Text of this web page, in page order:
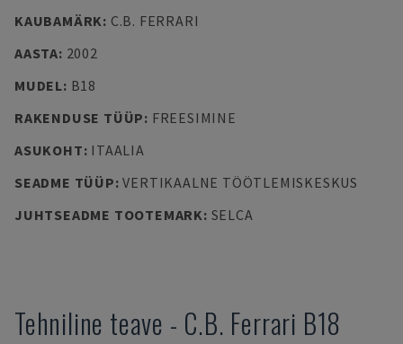
KAUBAMÄRK: C.B. FERRARI
AASTA: 2002
MUDEL: B18
RAKENDUSE TÜÜP: FREESIMINE
ASUKOHT: ITAALIA
SEADME TÜÜP:VERTIKAALNE TÖÖTLEMISKESKUS
JUHTSEADME TOOTEMARK: SELCA
Tehniline teave - C.B. Ferrari B18